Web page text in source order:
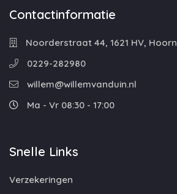
Contactinformatie
Noorderstraat 44, 1621 HV, Hoorn
0229-282980
willem@willemvanduin.nl
Ma - Vr 08:30 - 17:00
Snelle Links
Verzekeringen